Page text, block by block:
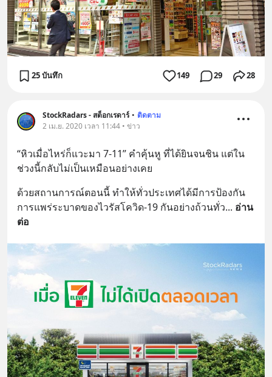
25 บันทึก 149 29 28
StockRadars - สต็อกเรดาร์ • ติดตาม
2 เม.ย. 2020 เวลา 11:44 • ข่าว
“หิวเมื่อไหร่ก็แวะมา 7-11” คำคุ้นหู ที่ได้ยินจนชิน แต่ใน
ช่วงนี้กลับไม่เป็นเหมือนอย่างเคย
ด้วยสถานการณ์ตอนนี้ ทำให้ทั่วประเทศได้มีการป้องกัน
การแพร่ระบาดของไวรัสโควิด-19 กันอย่างถ้วนทั่ว... อ่าน
ต่อ